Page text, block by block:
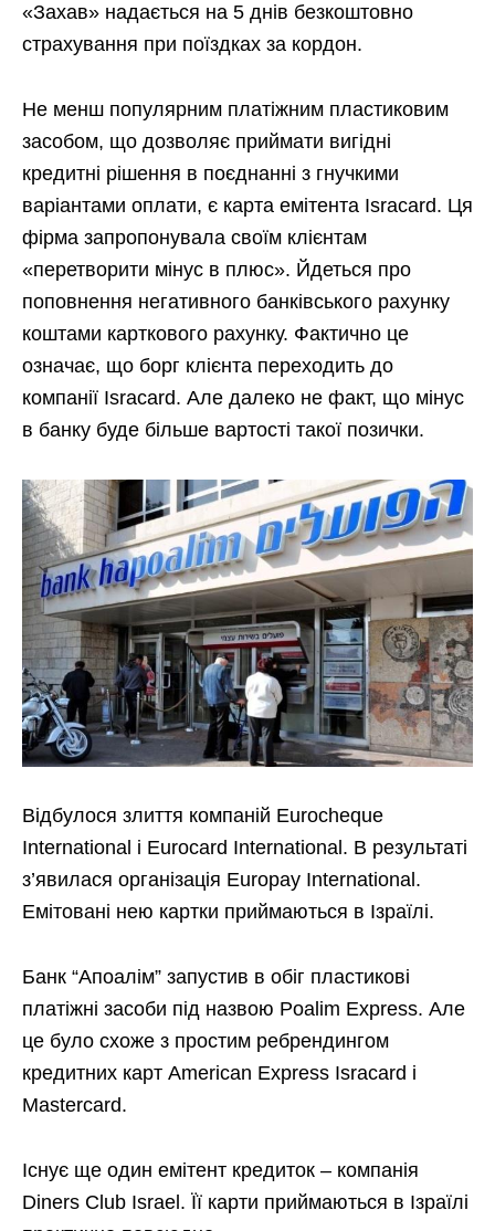
«Захав» надається на 5 днів безкоштовно
страхування при поїздках за кордон.
Не менш популярним платіжним пластиковим
засобом, що дозволяє приймати вигідні
кредитні рішення в поєднанні з гнучкими
варіантами оплати, є карта емітента Isracard. Ця
фірма запропонувала своїм клієнтам
«перетворити мінус в плюс». Йдеться про
поповнення негативного банківського рахунку
коштами карткового рахунку. Фактично це
означає, що борг клієнта переходить до
компанії Isracard. Але далеко не факт, що мінус
в банку буде більше вартості такої позички.
Відбулося злиття компаній Eurocheque
International і Eurocard International. В результаті
з’явилася організація Europay International.
Емітовані нею картки приймаються в Ізраїлі.
Банк “Апоалім” запустив в обіг пластикові
платіжні засоби під назвою Poalim Express. Але
це було схоже з простим ребрендингом
кредитних карт American Express Isracard і
Mastercard.
Існує ще один емітент кредиток – компанія
Diners Club Israel. Її карти приймаються в Ізраїлі